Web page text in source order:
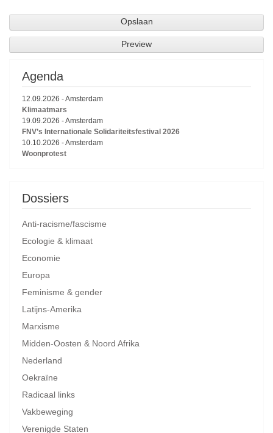
Agenda
12.09.2026 -Amsterdam
Klimaatmars
19.09.2026 -Amsterdam
FNV’s Internationale Solidariteitsfestival 2026
10.10.2026 -Amsterdam
Woonprotest
Dossiers
Anti-racisme/fascisme
Ecologie & klimaat
Economie
Europa
Feminisme & gender
Latijns-Amerika
Marxisme
Midden-Oosten & Noord Afrika
Nederland
Oekraïne
Radicaal links
Vakbeweging
Verenigde Staten